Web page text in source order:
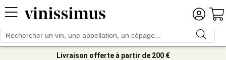
Livraison offerte à partir de 200 €